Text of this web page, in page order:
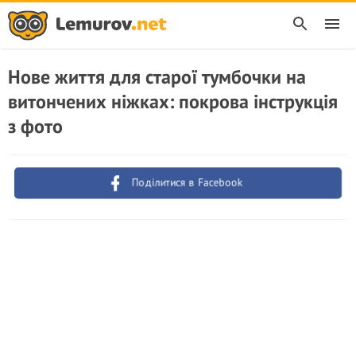
Нове життя для старої тумбочки на
витончених ніжках: покрова інструкція
з фото
Поділитися в Facebook